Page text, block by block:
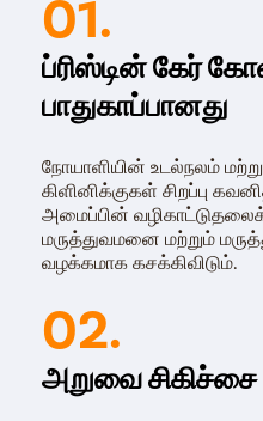
01.
ப்ரிஸ்டின் கேர்
பாதுகாப்பானது
நோயாளியின் உடல்நலம்
கிளினிக்குகள் சிறப்பு
அமைப்பின்
மருத்துவமனை மற்றும்
வழக்கமாக கசக்கிவிடும்.
02.
அறுவை சிகிச்சை